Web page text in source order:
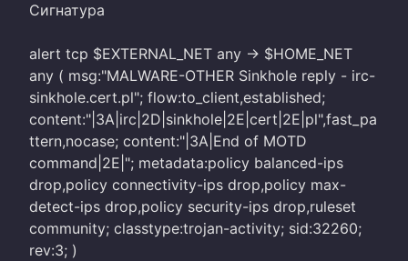
Сигнатура
alert tcp $EXTERNAL_NET any -> $HOME_NET
any ( msg:"MALWARE-OTHER Sinkhole reply - irc-
sinkhole.cert.pl"; flow:to_client,established;
content:"|3A|irc|2D|sinkhole|2E|cert|2E|pl",fast_pa
ttern,nocase; content:"|3A|End of MOTD
command|2E|"; metadata:policy balanced-ips
drop,policy connectivity-ips drop,policy max-
detect-ips drop,policy security-ips drop,ruleset
community; classtype:trojan-activity; sid:32260;
rev:3; )